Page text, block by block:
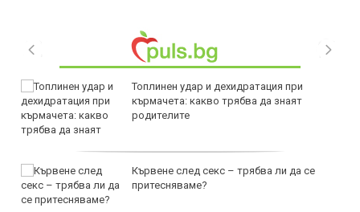
Топлинен удар и дехидратация при
кърмачета: какво трябва да знаят
родителите
Кървене след секс – трябва ли да се
притесняваме?